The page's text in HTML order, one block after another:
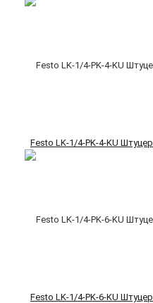
Festo LK-1/4-PK-4-KU Штуцер
Festo LK-1/4-PK-6-KU Штуцер